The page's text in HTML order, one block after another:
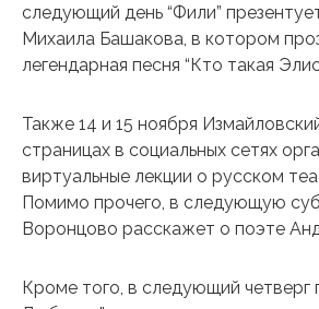
следующий день “Фили”
Михаила Башакова, в котором
легендарная песня “Кто такая
Также 14 и 15 ноября
страницах в социальных сетях
виртуальные лекции о русском
Помимо прочего, в следующую
Воронцово расскажет о поэте
Кроме того, в следующий четверг